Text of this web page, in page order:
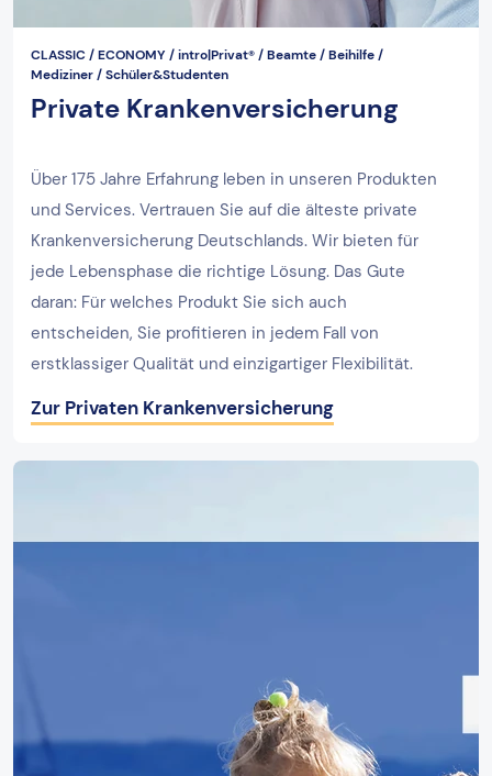
CLASSIC / ECONOMY / intro|Privat® / Beamte / Beihilfe /
Mediziner / Schüler&Studenten
Private Krankenversicherung
Über 175 Jahre Erfahrung leben in unseren Produkten
und Services. Vertrauen Sie auf die älteste private
Krankenversicherung Deutschlands. Wir bieten für
jede Lebensphase die richtige Lösung. Das Gute
daran: Für welches Produkt Sie sich auch
entscheiden, Sie profitieren in jedem Fall von
erstklassiger Qualität und einzigartiger Flexibilität.
Zur Privaten Krankenversicherung